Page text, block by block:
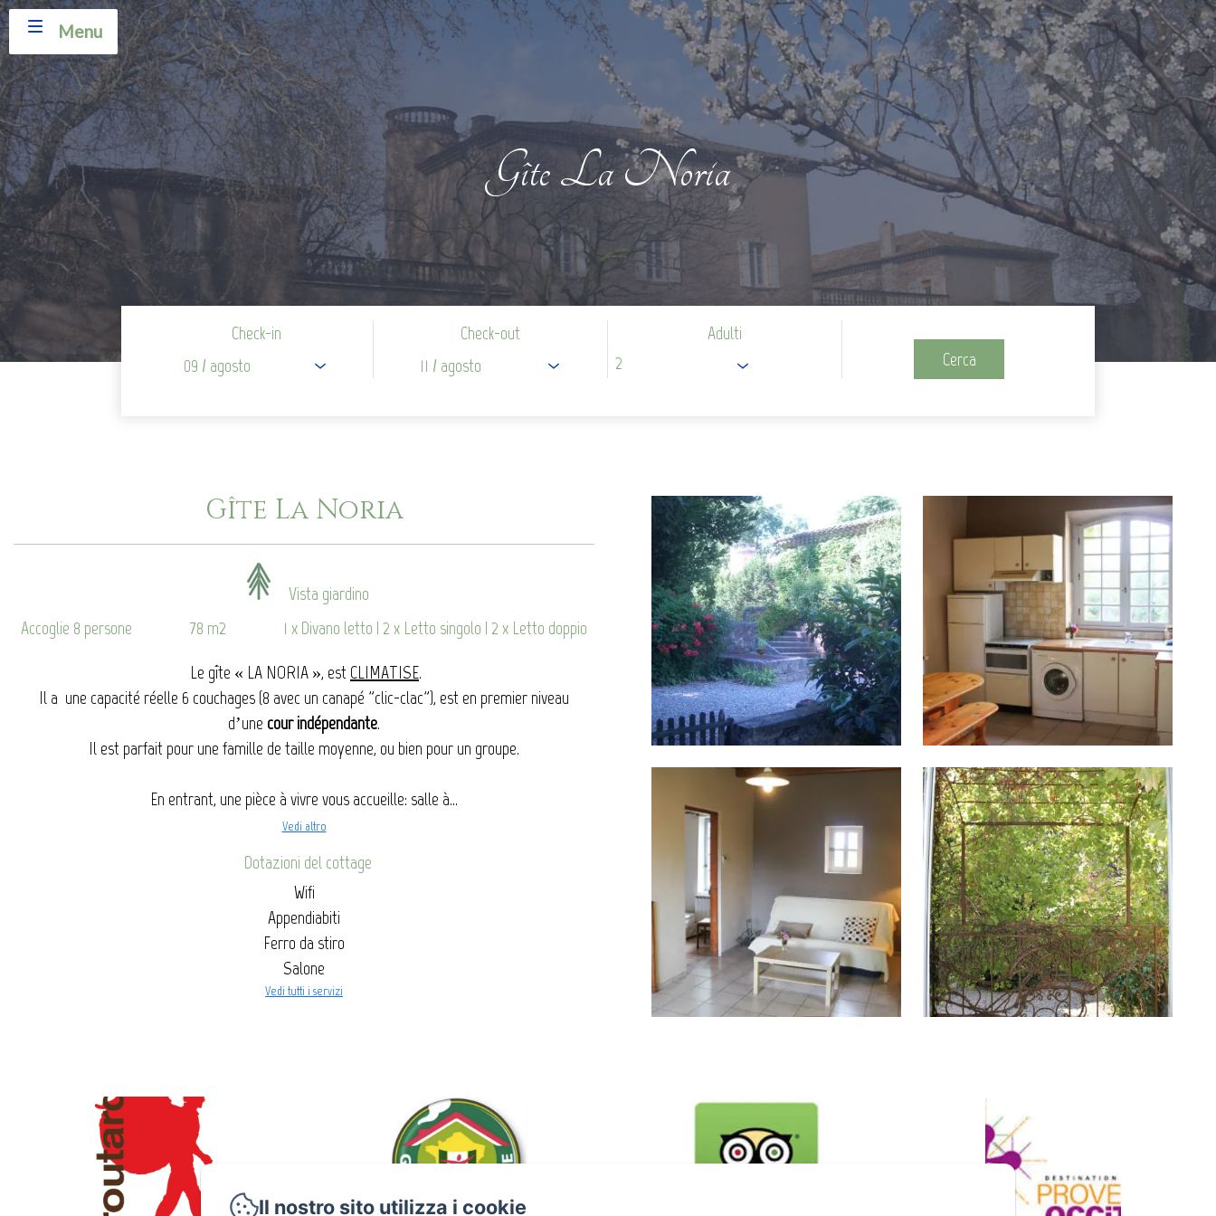
Menu
Gîte La Noria
Check-in
09 / agosto
Check-out
11 / agosto
Adulti
Cerca
Gîte La Noria
Vista giardino
Accoglie 8 persone
78 m2 1 x Divano letto | 2 x Letto singolo | 2 x Letto doppio
Le gîte « LA NORIA », est CLIMATISE.
Il a une capacité réelle 6 couchages (8 avec un canapé "clic-clac"), est en premier niveau
d’une cour indépendante.
Il est parfait pour une famille de taille moyenne, ou bien pour un groupe.
En entrant, une pièce à vivre vous accueille: salle à...
Vedi altro
Dotazioni del cottage
Wifi
Appendiabiti
Ferro da stiro
Salone
Vedi tutti i servizi
Il nostro sito utilizza i cookie